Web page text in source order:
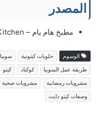
المصدر
مطبخ هام يام – Ham Yam Kitchen
الوسوم حلويات كيتونية سوبيا
طريقة عمل السوبيا
كوكباد كيتو
مشروبات رمضانية
مشروبات صحية
وصفات كيتو دايت